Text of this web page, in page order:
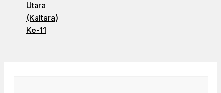
Utara
(Kaltara)
Ke-11